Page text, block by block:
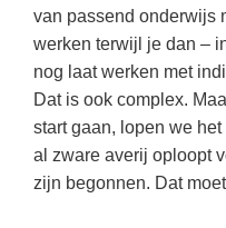
Topografie
Verkeer
Verzorging
THEMA'S
LESMATERIAAL
Beeldende
Biologie
Geld PO
Geld VO
van passend onderwijs
werken terwijl je dan –
nog laat werken met
Dat is ook complex.
start gaan, lopen we
al zware averij oploopt
zijn begonnen. Dat